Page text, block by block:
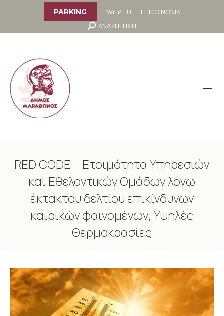
PARKING WiFi4EU
ΕΠΙΚΟΙΝΩΝΙΑ
Search:
ΑΝΑΖΗΤΗΣΗ
RED CODE – Ετοιμότητα Υπηρεσιών
και Εθελοντικών Ομάδων λόγω
έκτακτου δελτίου επικίνδυνων
καιρικών φαινομένων, Υψηλές
Θερμοκρασίες